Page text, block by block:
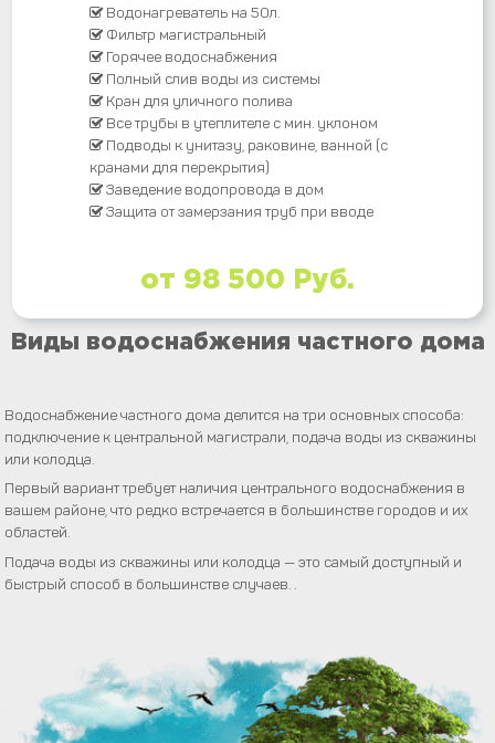
Водонагреватель на 50л.
Фильтр магистральный
Горячее водоснабжения
Полный слив воды из системы
Кран для уличного полива
Все трубы в утеплителе с мин. уклоном
Подводы к унитазу, раковине, ванной (с
кранами для перекрытия)
Заведение водопровода в дом
Защита от замерзания труб при вводе
от 98 500 Руб.
Виды водоснабжения частного дома
Водоснабжение частного дома делится на три основных способа:
подключение к центральной магистрали, подача воды из скважины
или колодца.
Первый вариант требует наличия центрального водоснабжения в
вашем районе, что редко встречается в большинстве городов и их
областей.
Подача воды из скважины или колодца — это самый доступный и
быстрый способ в большинстве случаев. .